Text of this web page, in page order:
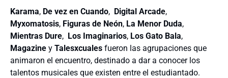
Karama, De vez en Cuando, Digital Arcade,
Myxomatosis, Figuras de Neón, La Menor Duda,
Mientras Dure, Los Imaginarios, Los Gato Bala,
Magazine y Talesxcuales fueron las agrupaciones que
animaron el encuentro, destinado a dar a conocer los
talentos musicales que existen entre el estudiantado.